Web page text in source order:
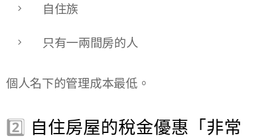
自住族
只有一兩間房的人
個人名下的管理成本最低。
2️⃣ 自住房屋的稅金優惠「非常